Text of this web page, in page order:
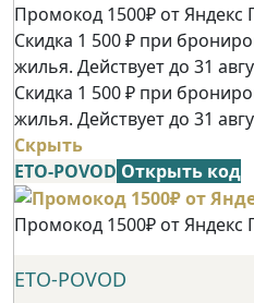
Промокод 1500₽ от Яндекс
Скидка 1 500 ₽ при
жилья. Действует до 31
Скидка 1 500 ₽ при
жилья. Действует до 31
Скрыть
ETO-POVOD Открыть код
Промокод 1500₽ от Яндекс
ETO-POVOD